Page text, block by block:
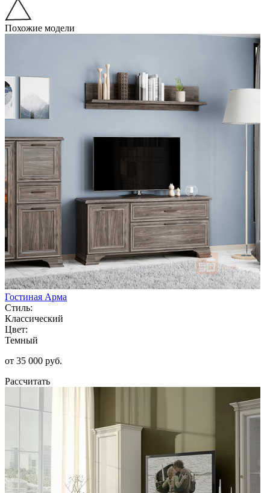
Похожие модели
Гостиная Арма
Стиль:
Классический
Цвет:
Темный
от 35 000 руб.
Рассчитать